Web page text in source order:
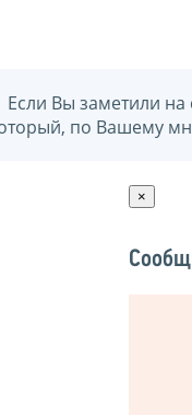
Если Вы заметили
по Вашему
×